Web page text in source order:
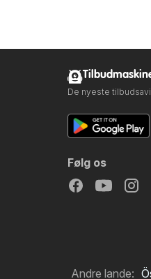
De nyeste
Følg os
Andre lande: